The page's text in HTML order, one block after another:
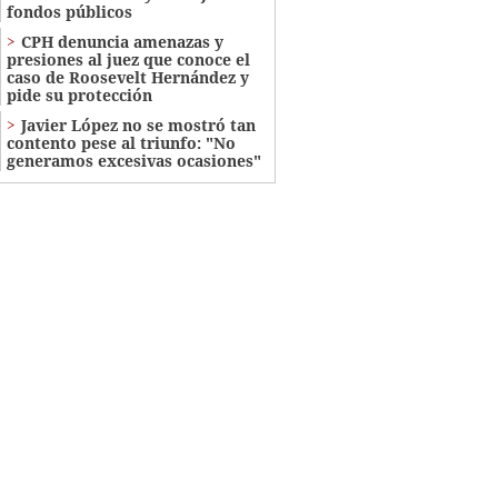
fondos públicos
CPH denuncia amenazas y
presiones al juez que conoce el
caso de Roosevelt Hernández y
pide su protección
Javier López no se mostró tan
contento pese al triunfo: "No
generamos excesivas ocasiones"